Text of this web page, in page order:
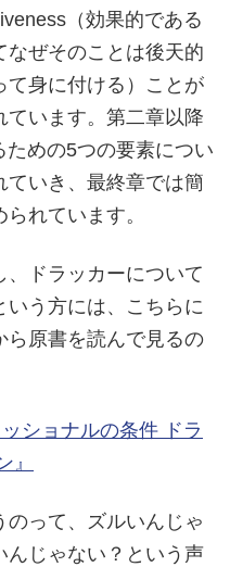
（効果的である
なぜそのことは後天的
て身に付ける）ことが
ています。第二章以降
めの5つの要素につい
ていき、最終章では簡
れています。
、ドラッカーについて
いう方には、こちらに
ら原書を読んで見るの
ショナルの条件 ドラ
』
って、ズルいんじゃ
んじゃない？という声